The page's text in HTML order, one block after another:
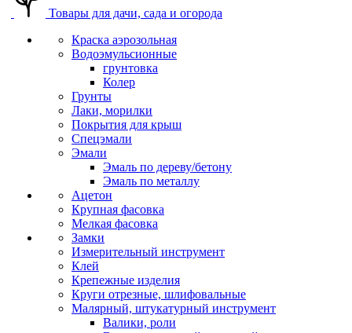
Товары для дачи, сада и огорода
Краска аэрозольная
Водоэмульсионные
грунтовка
Колер
Грунты
Лаки, морилки
Покрытия для крыш
Спецэмали
Эмали
Эмаль по дереву/бетону
Эмаль по металлу
Ацетон
Крупная фасовка
Мелкая фасовка
Замки
Измерительный инструмент
Клей
Крепежные изделия
Круги отрезные, шлифовальные
Малярный, штукатурный инструмент
Валики, роли